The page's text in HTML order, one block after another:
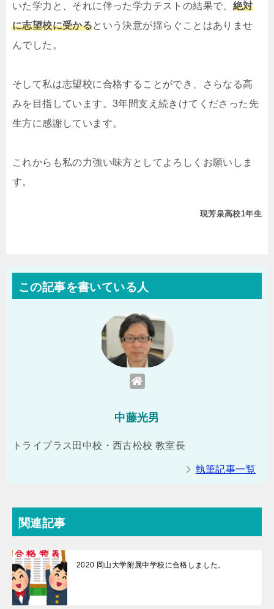
いた学力と、それに伴った学力テストの結果で、 絶対
に志望校に受かるという決意が揺らぐことはありませ
んでした。
そして私は志望校に合格することができ、さらなる高
みを目指しています。3年間支え続きけてくださった先
生方に感謝しています。
これからも私の力強い味方としてよろしくお願いしま
す。
現芳泉高校1年生
この記事を書いている人
中藤光男
トライプラス田中校・西古松校 教室長
執筆記事一覧
関連記事
2020 岡山大学附属中学校に合格しました。